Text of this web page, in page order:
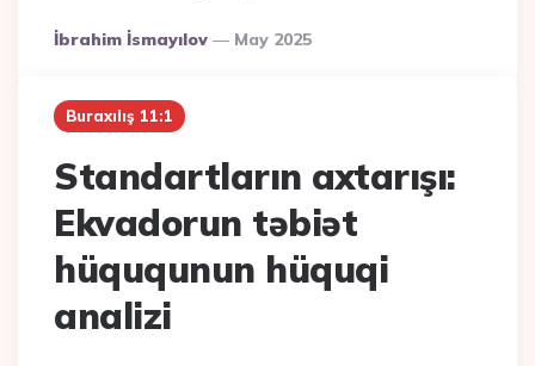
Posted
İbrahim İsmayılov May 2025
Buraxılış 11:1
Standartların axtarışı:
Ekvadorun təbiət
hüququnun hüquqi
analizi